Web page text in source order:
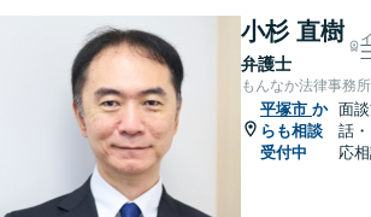
小杉 直樹
弁護士
もんなか法律事務所
平塚市 か
らも相談
受付中
面
話
応